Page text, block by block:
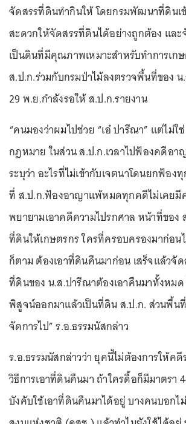
จัดสรรที่ดินทำกินให้ โดยกรมพัฒนาที่ดินเ
สะดวกให้จัดสรรที่ดินได้อย่างถูกต้อง แล
เป็นดินที่มีคุณภาพเหมาะสำหรับทำการเก
ส.ป.ก.ร่วมกับกรมป่าไม้ลงตรวจพื้นที่ของ
29 พ.ย.กำลังรอให้ ส.ป.ก.รายงาน
“คนมองว่าผมไปช่วย “เอ๋ ปารีณา” แต่ไม่
กฎหมาย ในส่วน ส.ป.ก.เวลาไปฟ้องคดีอ
ระบุว่า อะไรที่ไม่เข้ากับเจตนาโดนยกฟ้อ
ที่ ส.ป.ก.ฟ้องอาญาแพ้หมดทุกคดีไม่เคยมี
พยายามเอาคดีความไปรกศาล หน้าที่ของ
ที่ดินให้เกษตรกร ใครที่ครอบครองมาก่อน
ก็ตาม ต้องเอาที่ดินคืนมาก่อน เสร็จแล้วจัด
ที่ดินของ น.ส.ปารีณาต้องเอาคืนมาทั้งหมด
พิสูจน์ออกมาแล้วเป็นที่ดิน ส.ป.ก. ส่วนพื้น
จัดการไป” ร.อ.ธรรมนัสกล่าว
ร.อ.ธรรมนัสกล่าวว่า ยุคนี้ไม่ต้องการให้ค
วิธีการเอาที่ดินคืนมา ถ้าใครดื้อก็มีมาตรา
บังคับใช้เอาที่ดินคืนมาได้อยู่ บางคนบอก